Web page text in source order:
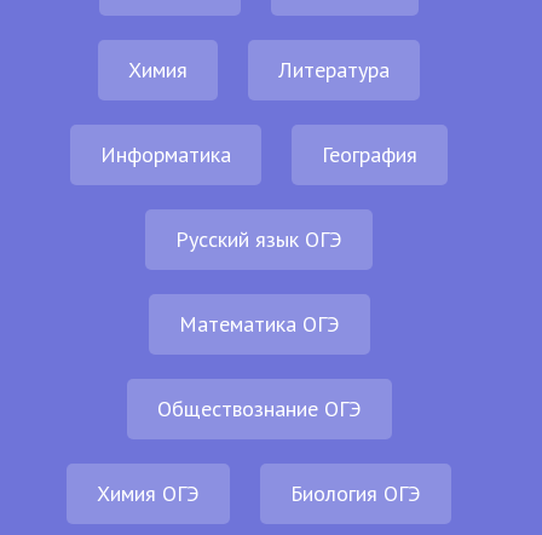
Химия Литература
Информатика География
Русский язык ОГЭ
Математика ОГЭ
Обществознание ОГЭ
Химия ОГЭ Биология ОГЭ